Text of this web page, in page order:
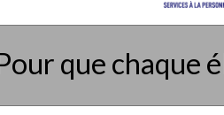
que chaque